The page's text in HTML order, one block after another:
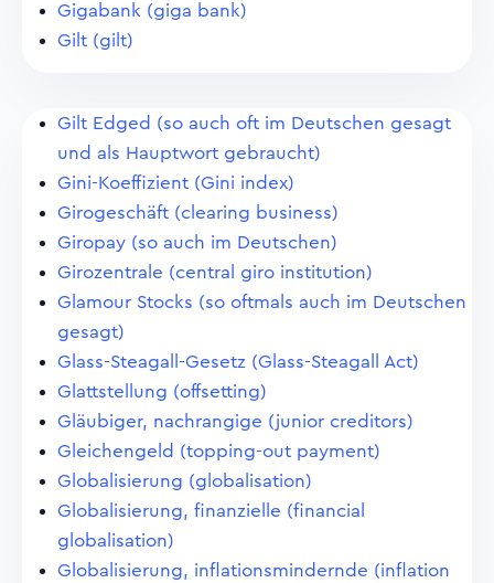
Gigabank (giga bank)
Gilt (gilt)
Gilt Edged (so auch oft im Deutschen gesagt
und als Hauptwort gebraucht)
Gini-Koeffizient (Gini index)
Girogeschäft (clearing business)
Giropay (so auch im Deutschen)
Girozentrale (central giro institution)
Glamour Stocks (so oftmals auch im Deutschen
gesagt)
Glass-Steagall-Gesetz (Glass-Steagall Act)
Glattstellung (offsetting)
Gläubiger, nachrangige (junior creditors)
Gleichengeld (topping-out payment)
Globalisierung (globalisation)
Globalisierung, finanzielle (financial
globalisation)
Globalisierung, inflationsmindernde (inflation